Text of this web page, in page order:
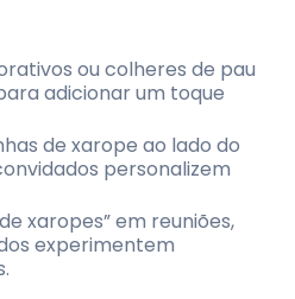
ou colheres de pau
adicionar um toque
de xarope ao lado do
personalizem
xaropes” em reuniões,
experimentem